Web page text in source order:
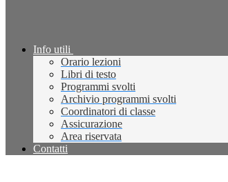
Info utili
Orario lezioni
Libri di testo
Programmi svolti
Archivio programmi svolti
Coordinatori di classe
Assicurazione
Area riservata
Contatti